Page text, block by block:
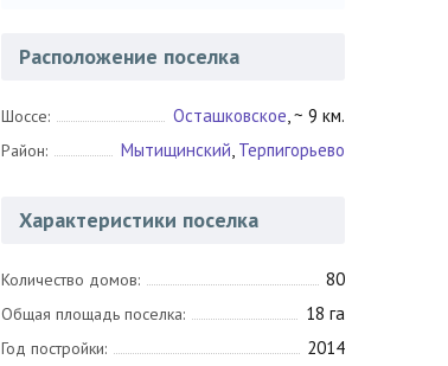
Расположение поселка
Шоссе: Осташковское, ~ 9 км.
Район: Мытищинский, Терпигорьево
Характеристики поселка
Количество домов: 80
Общая площадь поселка: 18 га
Год постройки: 2014